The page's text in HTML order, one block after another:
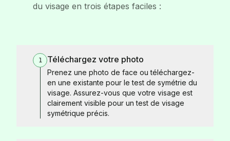
du visage en trois étapes faciles :
1 Téléchargez votre photo
Prenez une photo de face ou téléchargez-
en une existante pour le test de symétrie du
visage. Assurez-vous que votre visage est
clairement visible pour un test de visage
symétrique précis.